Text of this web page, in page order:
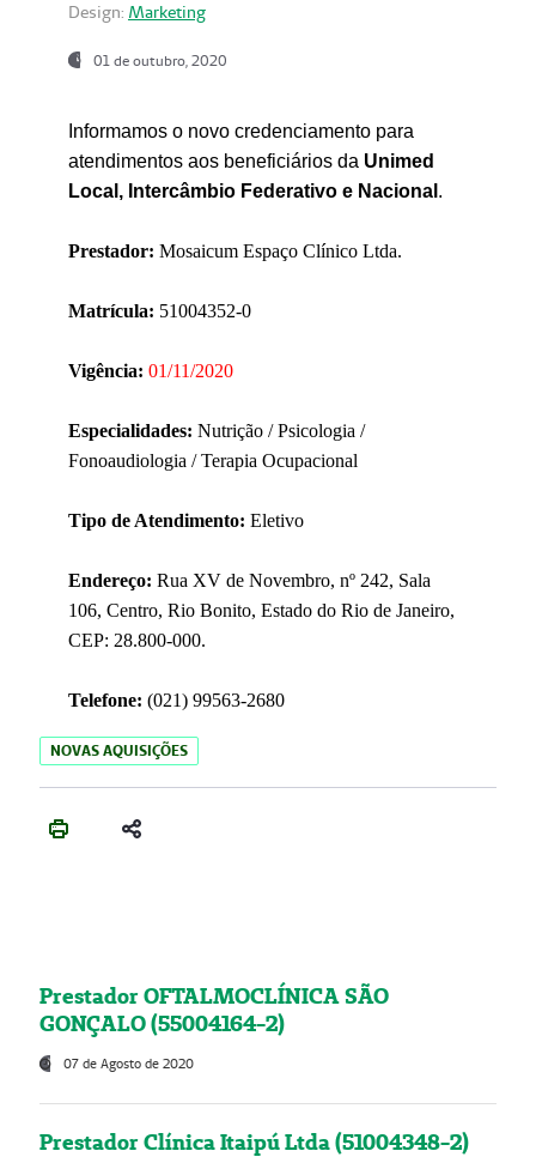
Design: Marketing
01 de outubro, 2020
Informamos o novo credenciamento para
atendimentos aos beneficiários da Unimed
Local, Intercâmbio Federativo e Nacional .
Prestador: Mosaicum Espaço Clínico Ltda.
Matrícula: 51004352-0
Vigência: 01/11/2020
Especialidades: Nutrição / Psicologia /
Fonoaudiologia / Terapia Ocupacional
Tipo de Atendimento: Eletivo
Endereço: Rua XV de Novembro, nº 242, Sala
106, Centro, Rio Bonito, Estado do Rio de Janeiro,
CEP: 28.800-000.
Telefone: (021) 99563-2680
NOVAS AQUISIÇÕES
Prestador OFTALMOCLÍNICA SÃO
GONÇALO (55004164-2)
07 de Agosto de 2020
Prestador Clínica Itaipú Ltda (51004348-2)